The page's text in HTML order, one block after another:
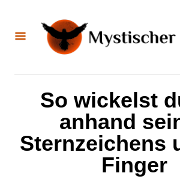
So wickelst
anhand
Sternzeichens
Finger